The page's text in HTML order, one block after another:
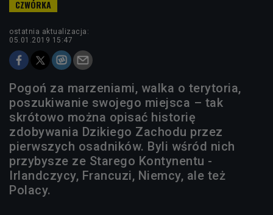
ostatnia aktualizacja:
05.01.2019 15:47
Pogoń za marzeniami, walka o terytoria,
poszukiwanie swojego miejsca – tak
skrótowo można opisać historię
zdobywania Dzikiego Zachodu przez
pierwszych osadników. Byli wśród nich
przybysze ze Starego Kontynentu -
Irlandczycy, Francuzi, Niemcy, ale też
Polacy.